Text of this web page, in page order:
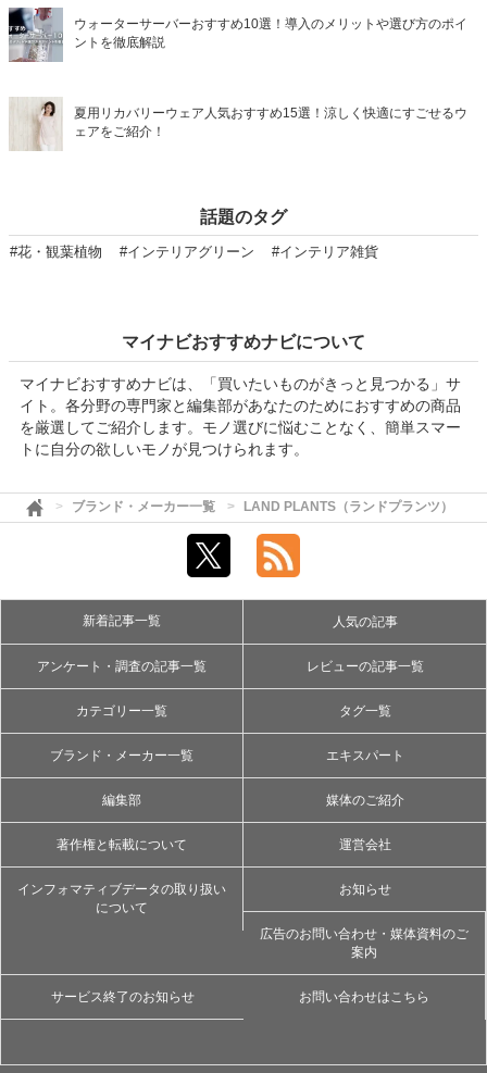
ウォーターサーバーおすすめ10選！導入のメリットや選び方のポイ
ントを徹底解説
夏用リカバリーウェア人気おすすめ15選！涼しく快適にすごせるウ
ェアをご紹介！
話題のタグ
#花・観葉植物 #インテリアグリーン #インテリア雑貨
マイナビおすすめナビについて
マイナビおすすめナビは、「買いたいものがきっと見つかる」サ
イト。各分野の専門家と編集部があなたのためにおすすめの商品
を厳選してご紹介します。モノ選びに悩むことなく、簡単スマー
トに自分の欲しいモノが見つけられます。
ブランド・メーカー一覧 LAND PLANTS（ランドプランツ）
新着記事一覧 人気の記事
アンケート・調査の記事一覧 レビューの記事一覧
カテゴリー一覧 タグ一覧
ブランド・メーカー一覧 エキスパート
編集部 媒体のご紹介
著作権と転載について 運営会社
インフォマティブデータの取り扱い
について
お知らせ
広告のお問い合わせ・媒体資料のご
案内
サービス終了のお知らせ お問い合わせはこちら